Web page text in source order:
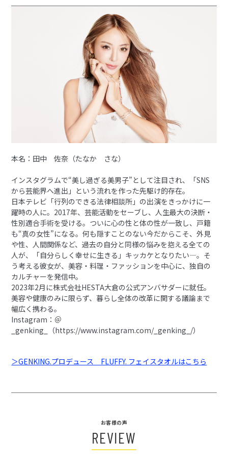
本名：田中 佐奈（たなか さな）
インスタグラムで“美し過ぎる美男子”として注目され、「SNS
から芸能界へ進出」という流れを作った先駆け的存在。
日本テレビ「行列のできる法律相談所」の出演をきっかけに一
躍時の人に。2017年、芸能活動をセーブし、人生最大の決断・
性別適合手術を受ける。ついに心の性と体の性が一致し、戸籍
も“真の女性”になる。何も隠すことのない今だからこそ、外見
や性、人間関係など、過去の自分と同様の悩みを抱える全ての
人が、「自分らしく幸せに生きる」キッカケとなりたい―。そ
う考える彼女が、美容・料理・ファッションを中心に、独自の
カルチャーを発信中。
2023年2月に株式会社HESTA大倉の公式アンバサダーに就任。
美容や健康のみに限らず、暮らし全体の改革に関する議論まで
幅広く携わる。
Instagram：＠
_genking_（https://www.instagram.com/_genking_/）
＞GENKING.プロデュース FLUFFY. フェイスタオルはこちら
お客様の声
REVIEW